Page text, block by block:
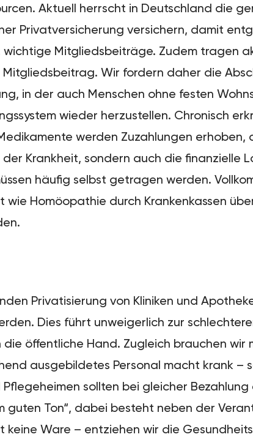
Aktuell herrscht in Deutschland die
Privatversicherung versichern, damit
Mitgliedsbeiträge. Zudem tragen
Wir fordern daher die
in der auch Menschen ohne festen
wieder herzustellen. Chronisch
werden Zuzahlungen
Krankheit, sondern auch die finanzielle
häufig selbst getragen werden.
Homöopathie durch Krankenkassen
Privatisierung von Kliniken und
Dies führt unweigerlich zur
öffentliche Hand. Zugleich brauchen wir
ausgebildetes Personal macht krank –
sollten bei gleicher
guten Ton“, dabei besteht neben der
keine Ware – entziehen wir die